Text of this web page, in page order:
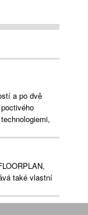
a po dvě
také vlastní